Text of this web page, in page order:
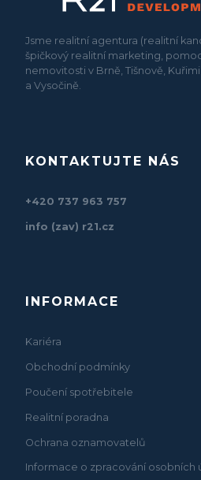
Jsme realitní agentura (realitní
špičkový realitní marketing,
nemovitosti v Brně, Tišnově,
a Vysočině.
KONTAKTUJTE NÁS
+420 737 963 757
info (zav) r21.cz
INFORMACE
Kariéra
Obchodní podmínky
Poučení spotřebitele
Realitní poradna
Ochrana oznamovatelů
Informace o zpracování osobních